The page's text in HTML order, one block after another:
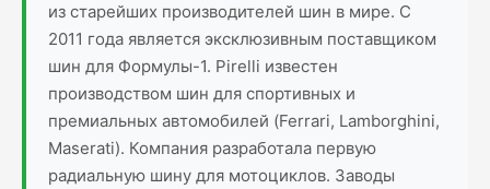
из старейших производителей шин в мире. С
2011 года является эксклюзивным поставщиком
шин для Формулы-1. Pirelli известен
производством шин для спортивных и
премиальных автомобилей (Ferrari, Lamborghini,
Maserati). Компания разработала первую
радиальную шину для мотоциклов. Заводы